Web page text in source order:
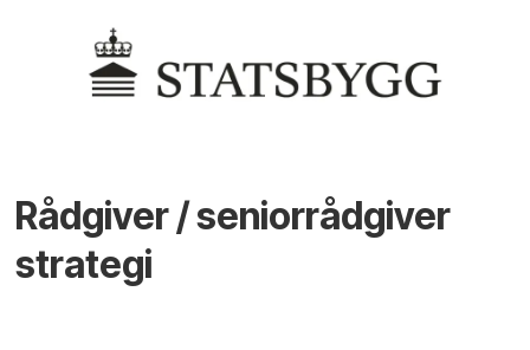
Rådgiver / seniorrådgiver
strategi